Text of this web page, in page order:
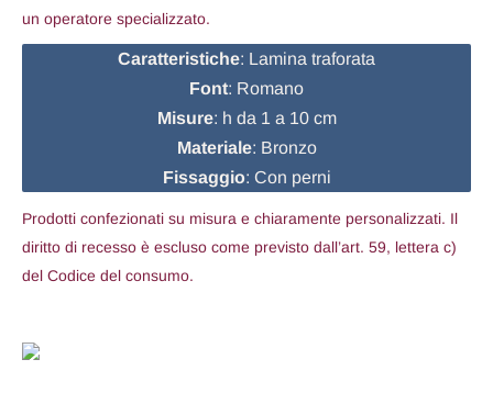
un operatore specializzato.
Caratteristiche: Lamina traforata
Font: Romano
Misure: h da 1 a 10 cm
Materiale: Bronzo
Fissaggio: Con perni
Prodotti confezionati su misura e chiaramente personalizzati. Il
diritto di recesso è escluso come previsto dall’art. 59, lettera c)
del Codice del consumo.